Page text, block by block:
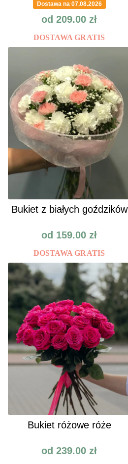
Dostawa na 07.08.2026
od 209.00 zł
DOSTAWA GRATIS
Bukiet z białych goździków
od 159.00 zł
DOSTAWA GRATIS
Bukiet różowe róże
od 239.00 zł